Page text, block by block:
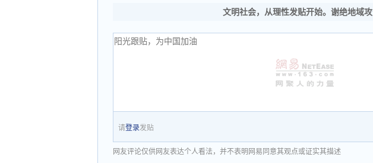
文明社会，从理性发贴开始。谢绝地域攻
请登录发贴
网友评论仅供网友表达个人看法，并不表明网易同意其观点或证实其描述